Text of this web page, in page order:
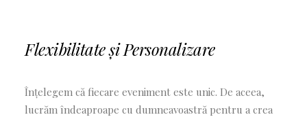
Flexibilitate și Personalizare
Înțelegem că fiecare eveniment este unic. De aceea,
lucrăm îndeaproape cu dumneavoastră pentru a crea